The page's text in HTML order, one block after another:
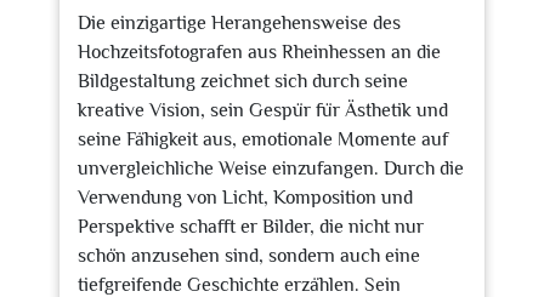
Die einzigartige Herangehensweise des
Hochzeitsfotografen aus Rheinhessen an die
Bildgestaltung zeichnet sich durch seine
kreative Vision, sein Gespür für Ästhetik und
seine Fähigkeit aus, emotionale Momente auf
unvergleichliche Weise einzufangen. Durch die
Verwendung von Licht, Komposition und
Perspektive schafft er Bilder, die nicht nur
schön anzusehen sind, sondern auch eine
tiefgreifende Geschichte erzählen. Sein